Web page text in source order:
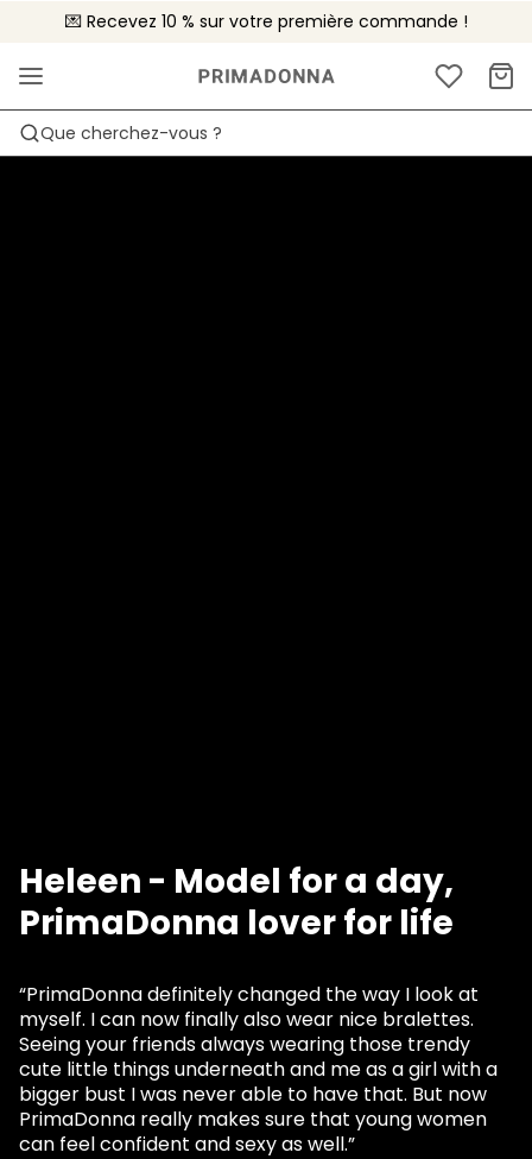
💌 Recevez 10 % sur votre première commande !
🚚 Livraison gratuite à partir de 90€
📦 Retours gratuits
Que cherchez-vous ?
Heleen - Model for a day,
PrimaDonna lover for life
“PrimaDonna definitely changed the way I look at
myself. I can now finally also wear nice bralettes.
Seeing your friends always wearing those trendy
cute little things underneath and me as a girl with a
bigger bust I was never able to have that. But now
PrimaDonna really makes sure that young women
can feel confident and sexy as well.”